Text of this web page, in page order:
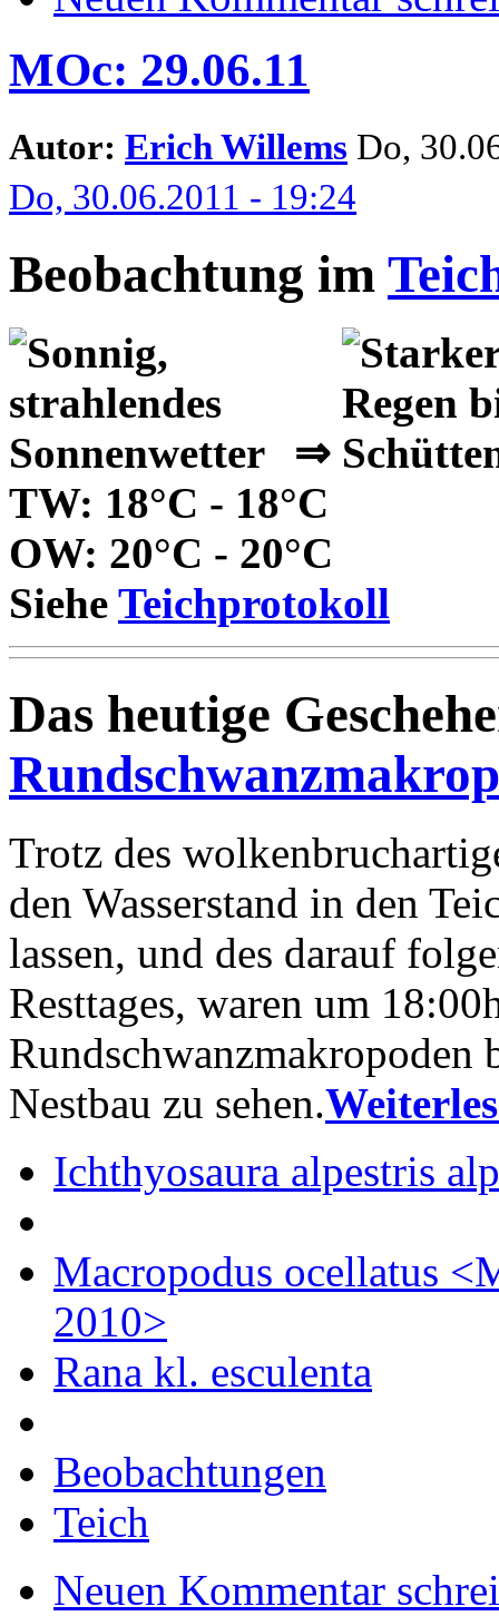
MOc: 29.06.11
Autor: Erich Willems Do,
Do, 30.06.2011 - 19:24
Beobachtung im
⇒
TW: 18°C - 18°C
OW: 20°C - 20°C
Siehe Teichprotokoll
Das heutige
Trotz des
den Wasserstand in den
lassen, und des darauf
Resttages, waren um
Rundschwanzmakropoden
Nestbau zu sehen.
Ichthyosaura alpestris
Macropodus ocellatus
2010>
Rana kl. esculenta
Beobachtungen
Teich
Neuen Kommentar